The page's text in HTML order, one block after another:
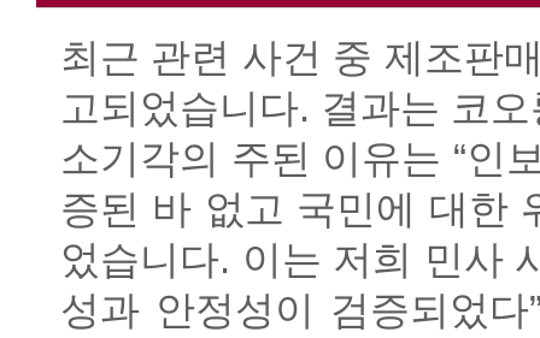
최근 관련 사건 중 제조판
고되었습니다. 결과는 코
소기각의 주된 이유는 “인
증된 바 없고 국민에 대한
었습니다. 이는 저희 민사
성과 안정성이 검증되었